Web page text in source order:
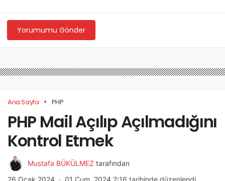
Yorumumu Gönder
Ana Sayfa PHP
PHP Mail Açılıp Açılmadığını
Kontrol Etmek
Mustafa BÜKÜLMEZ tarafından
26 Ocak 2024
01 Cum, 2024 2:16 tarihinde düzenlendi